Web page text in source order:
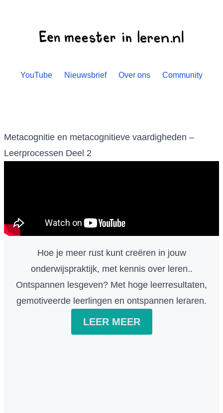
YouTube Nieuwsbrief Over ons Community
Metacognitie en metacognitieve vaardigheden –
Leerprocessen Deel 2
Hoe je meer rust kunt creëren in jouw
onderwijspraktijk, met kennis over leren..
Ontspannen lesgeven? Met hoge leerresultaten,
gemotiveerde leerlingen en ontspannen leraren.
LEER MEER